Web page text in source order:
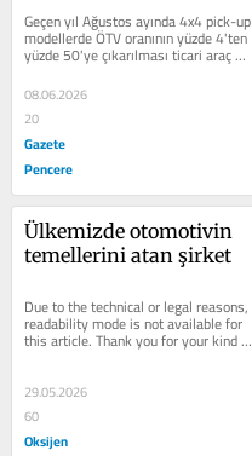
Geçen yıl Ağustos ayında 4x4 pick-up
modellerde ÖTV oranının yüzde 4'ten
yüzde 50'ye çıkarılması ticari araç
pazarında şok...
08.06.2026
20
Gazete
Pencere
Ülkemizde otomotivin
temellerini atan şirket
Due to the technical or legal reasons,
readability mode is not available for
this article. Thank you for your kind
29.05.2026
60
Oksijen